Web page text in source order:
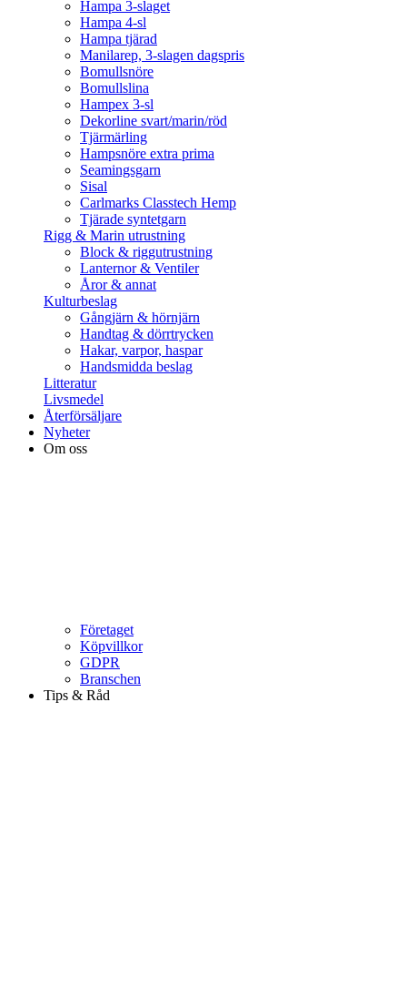
Hampa 3-slaget
Hampa 4-sl
Hampa tjärad
Manilarep, 3-slagen dagspris
Bomullsnöre
Bomullslina
Hampex 3-sl
Dekorline svart/marin/röd
Tjärmärling
Hampsnöre extra prima
Seamingsgarn
Sisal
Carlmarks Classtech Hemp
Tjärade syntetgarn
Rigg & Marin utrustning
Block & riggutrustning
Lanternor & Ventiler
Åror & annat
Kulturbeslag
Gångjärn & hörnjärn
Handtag & dörrtrycken
Hakar, varpor, haspar
Handsmidda beslag
Litteratur
Livsmedel
Återförsäljare
Nyheter
Om oss
Företaget
Köpvillkor
GDPR
Branschen
Tips & Råd